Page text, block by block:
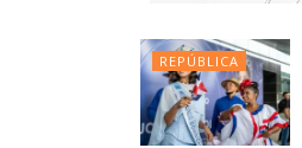
REPÚBLICA